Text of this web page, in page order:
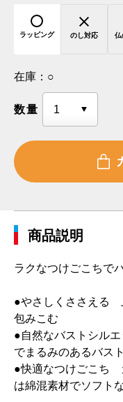
ラッピング のし対応 仏
在庫： ○
数量
商品説明
ラクなつけごこちで
●やさしくささえる
包みこむ
●自然なバストシル
でまるみのあるバス
●快適なつけごこち
は綿混素材でソフト